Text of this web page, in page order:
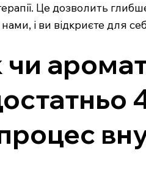
Це дозволить
і ви відкриєте для
чи